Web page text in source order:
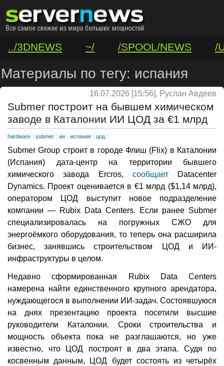
../3DNEWS ~/ /SPOOL/NEWS
/
/VAR/CONTACT
Материалы по тегу: испания
16.07.2026 [15:56], Руслан Авдеев
Submer построит на бывшем химическом
заводе в Каталонии ИИ ЦОД за €1 млрд
hardware submer ии испания цод
Submer Group строит в городе Флиш (Flix) в Каталонии
(Испания) дата-центр на территории бывшего
химического завода Ercros, сообщаетDatacenter
Dynamics. Проект оценивается в €1 млрд ($1,14 млрд),
оператором ЦОД выступит новое подразделение
компании — Rubix Data Centers. Если ранее Submer
специализировалась на погружных СЖО для
энергоёмкого оборудования, то теперь она расширила
бизнес, занявшись строительством ЦОД и ИИ-
инфраструктуры в целом.
Недавно сформированная Rubix Data Centers
намерена найти единственного крупного арендатора,
нуждающегося в выполнении ИИ-задач. Состоявшуюся
на днях презентацию проекта посетили высшие
руководители Каталонии. Сроки строительства и
мощность объекта пока не разглашаются, но уже
известно, что ЦОД построят в два этапа. Судя по
косвенным данным, ЦОД будет состоять из четырёх